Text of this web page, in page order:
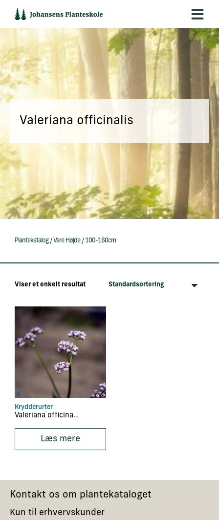
indholdet
Valeriana officinalis
Plantekatalog/Vare Højde/ 100-160cm
Viser et enkelt resultat
Krydderurter
Valeriana officinalis
Læs mere
Kontakt os om plantekataloget
Kun til erhvervskunder